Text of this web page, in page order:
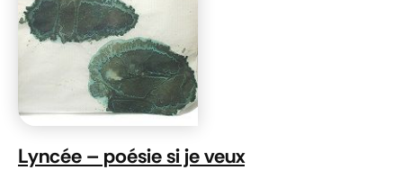
Lyncée – poésie si je veux